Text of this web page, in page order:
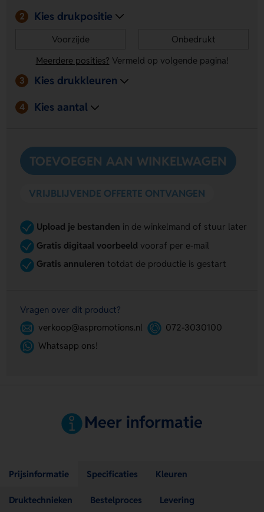
2 Kies drukpositie
Voorzijde
Onbedrukt
Meerdere posities? Vermeld op volgende pagina!
3
Kies drukkleuren
4 Kies aantal
TOEVOEGEN AAN WINKELWAGEN
VRIJBLIJVENDE OFFERTE ONTVANGEN
Upload je bestanden in de winkelmand of stuur later
Gratis digitaal voorbeeldvooraf per e-mail
Gratis annuleren totdat de productie is gestart
Vragen over dit product?
verkoop@aspromotions.nl
072-3030100
Whatsapp ons!
Meer informatie
Prijsinformatie Specificaties Kleuren
Druktechnieken Bestelproces Levering